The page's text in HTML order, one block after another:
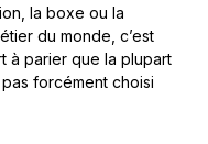
la boxe ou la
du monde, c’est
à parier que la plupart
forcément choisi